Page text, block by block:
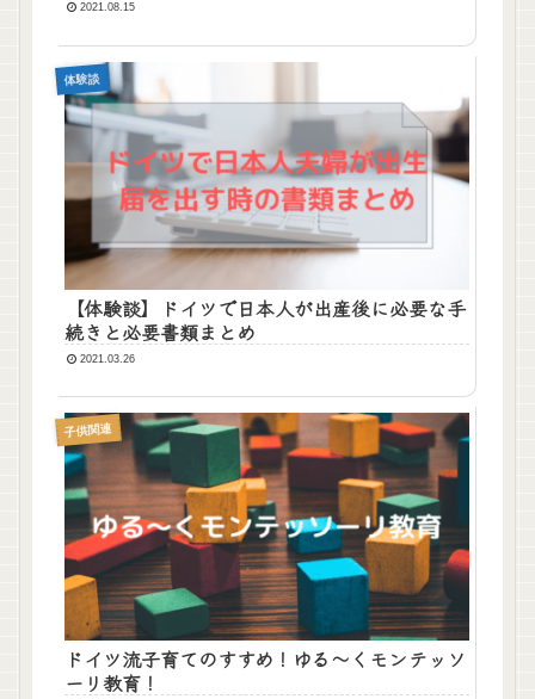
2021.08.15
体験談
【体験談】ドイツで日本人が出産後に必要な手
続きと必要書類まとめ
2021.03.26
子供関連
ドイツ流子育てのすすめ！ゆる～くモンテッソ
ーリ教育！